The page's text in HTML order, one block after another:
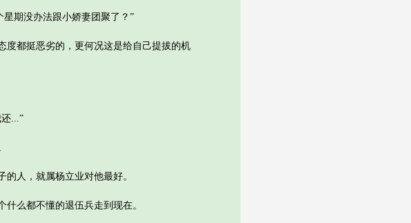
期没办法跟小娇妻团聚了？”
都挺恶劣的，更何况这是给自己提拔的机
...”
人，就属杨立业对他最好。
么都不懂的退伍兵走到现在。